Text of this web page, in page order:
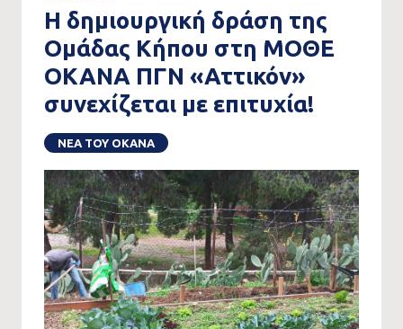
Η δημιουργική δράση της
Ομάδας Κήπου στη ΜΟΘΕ
ΟΚΑΝΑ ΠΓΝ «Αττικόν»
συνεχίζεται με επιτυχία!
ΝΕΑ ΤΟΥ ΟΚΑΝΑ